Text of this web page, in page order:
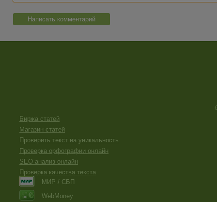
Написать комментарий
Биржа статей
Магазин статей
Проверить текст на уникальность
Проверка орфографии онлайн
SEO анализ онлайн
Проверка качества текста
МИР / СБП
WebMoney